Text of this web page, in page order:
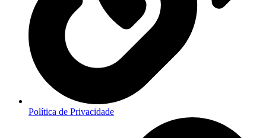
Política de Privacidade